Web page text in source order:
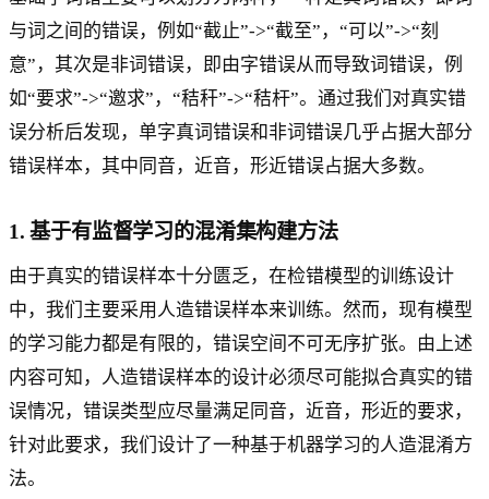
与词之间的错误，例如“截止”->“截至”，“可以”->“刻
意”，其次是非词错误，即由字错误从而导致词错误，例
如“要求”->“邀求”，“秸秆”->“秸杆”。通过我们对真实错
误分析后发现，单字真词错误和非词错误几乎占据大部分
错误样本，其中同音，近音，形近错误占据大多数。
1. 基于有监督学习的混淆集构建方法
由于真实的错误样本十分匮乏，在检错模型的训练设计
中，我们主要采用人造错误样本来训练。然而，现有模型
的学习能力都是有限的，错误空间不可无序扩张。由上述
内容可知，人造错误样本的设计必须尽可能拟合真实的错
误情况，错误类型应尽量满足同音，近音，形近的要求，
针对此要求，我们设计了一种基于机器学习的人造混淆方
法。